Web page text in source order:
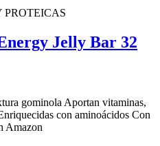
PROTEICAS
Jelly Bar 32
gominola Aportan vitaminas,
con aminoácidos Con
Amazon